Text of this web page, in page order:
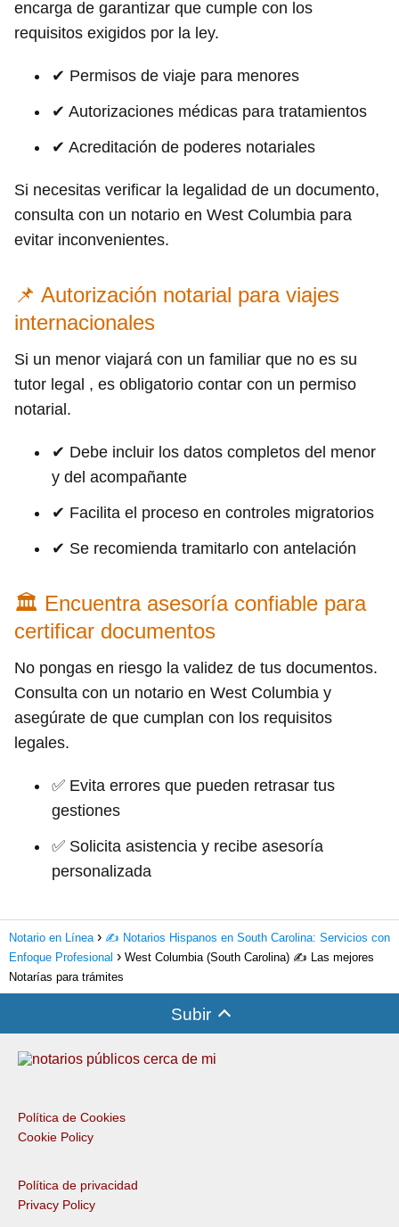
encarga de garantizar que cumple con los
requisitos exigidos por la ley.
✔ Permisos de viaje para menores
✔ Autorizaciones médicas para tratamientos
✔ Acreditación de poderes notariales
Si necesitas verificar la legalidad de un documento,
consulta con un notario en West Columbia para
evitar inconvenientes.
📌 Autorización notarial para viajes
internacionales
Si un menor viajará con un familiar que no es su
tutor legal , es obligatorio contar con un permiso
notarial.
✔ Debe incluir los datos completos del menor
y del acompañante
✔ Facilita el proceso en controles migratorios
✔ Se recomienda tramitarlo con antelación
🏛 Encuentra asesoría confiable para
certificar documentos
No pongas en riesgo la validez de tus documentos.
Consulta con un notario en West Columbia y
asegúrate de que cumplan con los requisitos
legales.
✅ Evita errores que pueden retrasar tus
gestiones
✅ Solicita asistencia y recibe asesoría
personalizada
Notario en Línea
✍️ Notarios Hispanos en South Carolina: Servicios con
Enfoque Profesional
West Columbia (South Carolina) ✍️ Las mejores
Notarías para trámites
Subir
Política de Cookies
Cookie Policy
Política de privacidad
Privacy Policy